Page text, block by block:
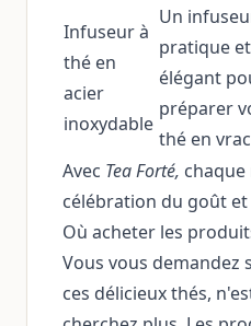
Infuseur à
thé en
acier
inoxydable
Un
pratique et
élégant
préparer
thé en
Avec Tea Forté,
célébration du goût et
Où acheter les
Vous vous
ces délicieux thés,